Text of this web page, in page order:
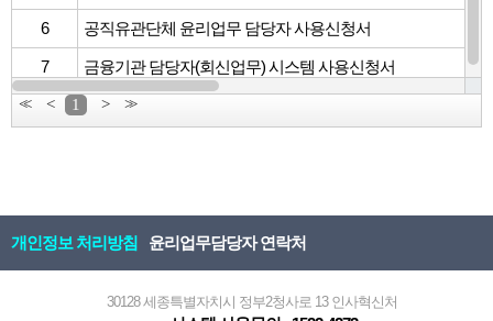
6 공직유관단체 윤리업무 담당자 사용신청서
7 금융기관 담당자(회신업무) 시스템 사용신청서
<< < 1 > >>
개인정보 처리방침 윤리업무담당자 연락처
30128 세종특별자치시 정부2청사로 13 인사혁신처